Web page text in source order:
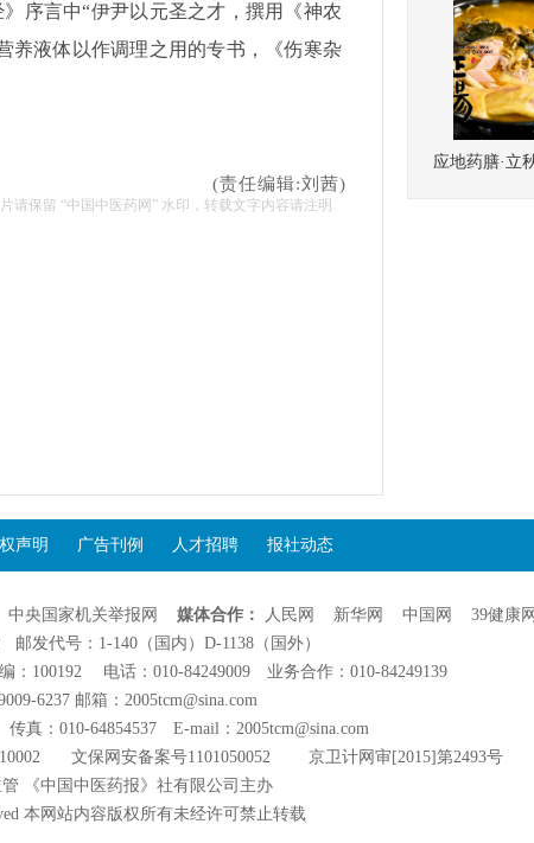
序言中“伊尹以元圣之才，撰用《神农
养液体以作调理之用的专书，《伤寒杂
(责任编辑:刘茜)
请保留 “中国中医药网” 水印，转载文字内容请注明
应地药膳·立
声明 广告刊例 人才招聘 报社动态
中央国家机关举报网 媒体合作： 人民网 新华网 中国网 39健康网
邮发代号：1-140（国内）D-1138（国外）
100192 电话：010-84249009 业务合作：010-84249139
6237 邮箱：2005tcm@sina.com
真：010-64854537 E-mail：2005tcm@sina.com
文保网安备案号1101050052 京卫计网审[2015]第2493号
《中国中医药报》社有限公司主办
本网站内容版权所有未经许可禁止转载